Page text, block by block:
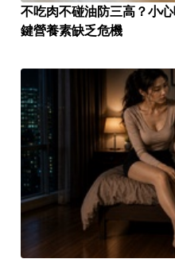
不吃肉不碰油防三高？小
鍵營養素缺乏危機